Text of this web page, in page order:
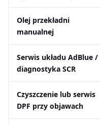
Olej przekładni
manualnej
Serwis układu AdBlue /
diagnostyka SCR
Czyszczenie lub serwis
DPF przy objawach